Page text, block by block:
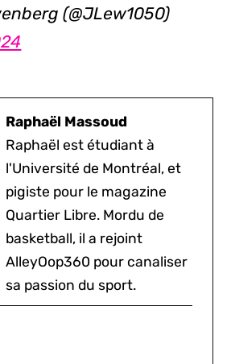
(@JLew1050)
Raphaël Massoud
Raphaël est étudiant à
l'Université de Montréal, et
pigiste pour le magazine
Quartier Libre. Mordu de
basketball, il a rejoint
AlleyOop360 pour canaliser
sa passion du sport.